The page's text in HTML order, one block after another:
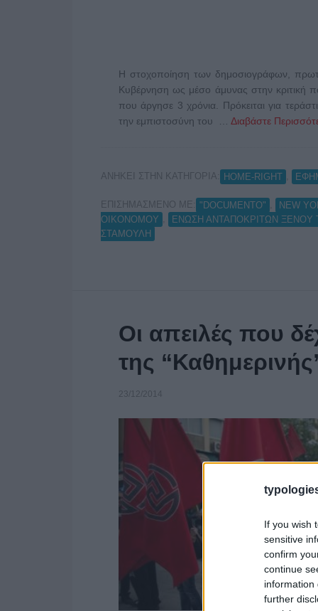
If you wish
sensitive
confirm
continue
information
further
Η στοχοποίηση των δημοσιογράφων,
Κυβέρνηση ως μέσο άμυνας στην κριτική
που άργησε 3 χρόνια. Πρόκειται για
την εμπιστοσύνη του … Διαβάστε
ΑΝΗΚΕΙ ΣΤΗΝ ΚΑΤΗΓΟΡΙΑ: HOME-RIGHT
ΕΠΙΣΗΜΑΣΜΕΝΟ ΜΕ: "DOCUMENTO" NEW
ΟΙΚΟΝΟΜΟΥ
ΕΝΩΣΗ ΑΝΤΑΠΟΚΡΙΤΩΝ ΞΕΝΟΥ
ΣΤΑΜΟΥΛΗ
Οι απειλές που
της
23/12/2014